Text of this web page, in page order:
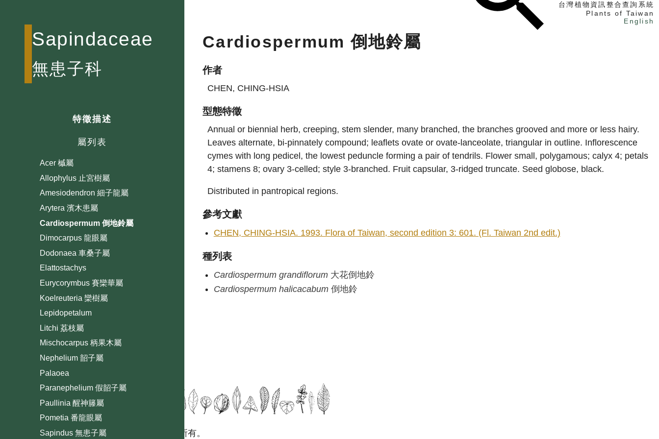
台灣植物資訊整合查詢系統
Plants of Taiwan
English
Sapindaceae
無患子科
特徵描述
屬列表
Acer 槭屬
Allophylus 止宮樹屬
Amesiodendron 細子龍屬
Arytera 濱木患屬
Cardiospermum 倒地鈴屬
Dimocarpus 龍眼屬
Dodonaea 車桑子屬
Elattostachys
Eurycorymbus 賽欒華屬
Koelreuteria 欒樹屬
Lepidopetalum
Litchi 荔枝屬
Mischocarpus 柄果木屬
Nephelium 韶子屬
Palaoea
Paranephelium 假韶子屬
Paullinia 醒神籐屬
Pometia 番龍眼屬
Sapindus 無患子屬
Cardiospermum 倒地鈴屬
作者
CHEN, CHING-HSIA
型態特徵
Annual or biennial herb, creeping, stem slender, many branched, the branches grooved and more or less hairy.
Leaves alternate, bi-pinnately compound; leaflets ovate or ovate-lanceolate, triangular in outline. Inflorescence
cymes with long pedicel, the lowest peduncle forming a pair of tendrils. Flower small, polygamous; calyx 4; petals
4; stamens 8; ovary 3-celled; style 3-branched. Fruit capsular, 3-ridged truncate. Seed globose, black.
Distributed in pantropical regions.
參考文獻
CHEN, CHING-HSIA. 1993. Flora of Taiwan, second edition 3: 601. (Fl. Taiwan 2nd edit.)
種列表
Cardiospermum grandiflorum 大花倒地鈴
Cardiospermum halicacabum 倒地鈴
國立台灣大學生態學與演化生物學研究所 版權所有。